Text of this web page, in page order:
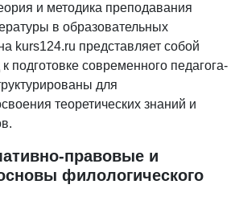
и методика преподавания
в образовательных
kurs124.ru представляет собой
подготовке современного педагога-
для
теоретических знаний и
правовые и
филологического